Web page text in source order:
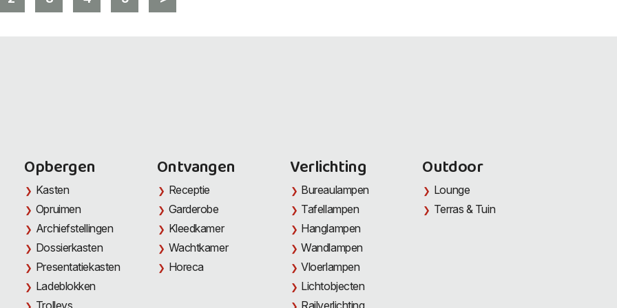
Opbergen
Kasten
Opruimen
Archiefstellingen
Dossierkasten
Presentatiekasten
Ladeblokken
Ontvangen
Receptie
Garderobe
Kleedkamer
Wachtkamer
Horeca
Verlichting
Bureaulampen
Tafellampen
Hanglampen
Wandlampen
Vloerlampen
Lichtobjecten
Outdoor
Lounge
Terras & Tuin